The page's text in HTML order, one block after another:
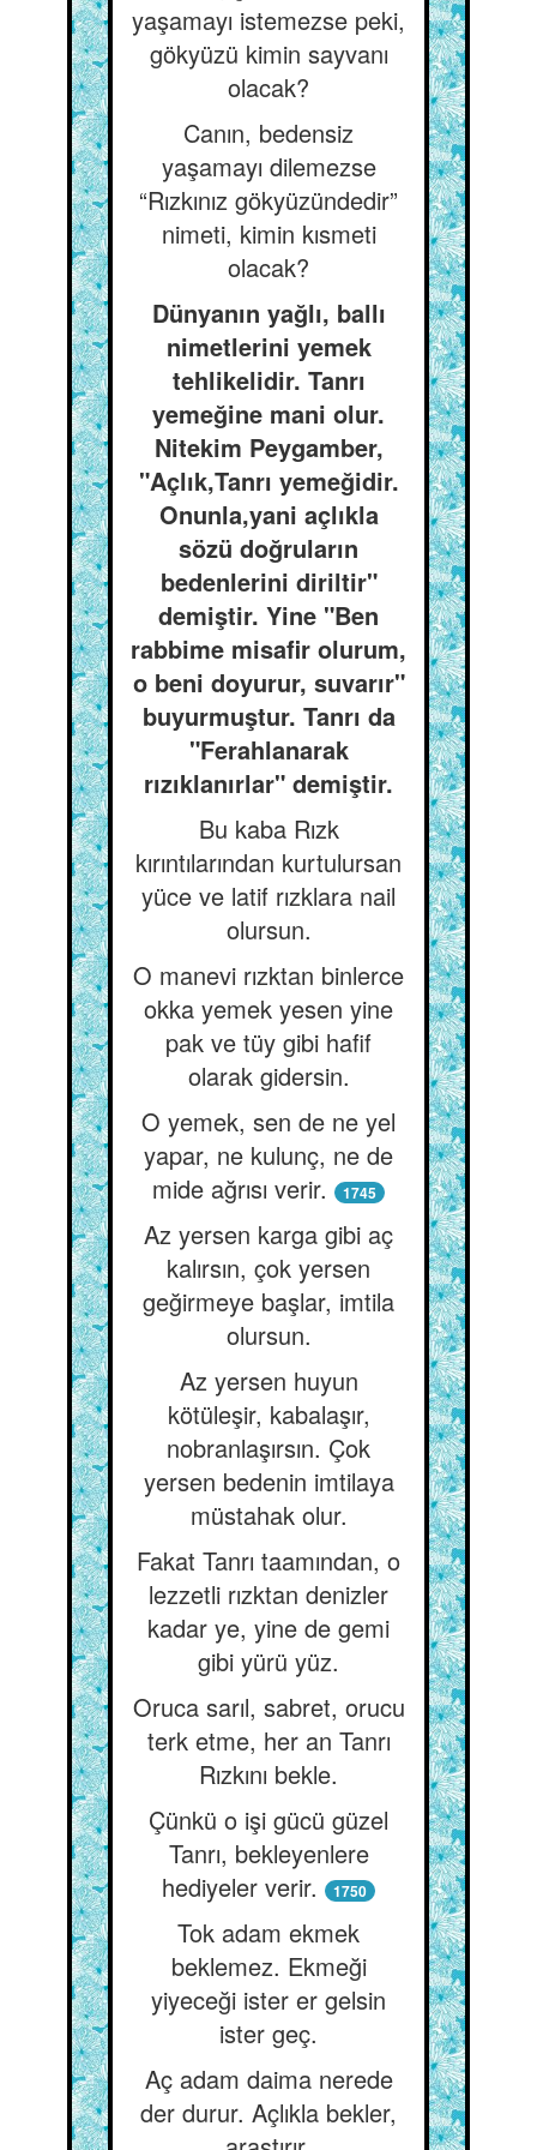
yaşamayı istemezse peki,
gökyüzü kimin sayvanı
olacak?
Canın, bedensiz
yaşamayı dilemezse
“Rızkınız gökyüzündedir”
nimeti, kimin kısmeti
olacak?
Dünyanın yağlı, ballı
nimetlerini yemek
tehlikelidir. Tanrı
yemeğine mani olur.
Nitekim Peygamber,
"Açlık,Tanrı yemeğidir.
Onunla,yani açlıkla
sözü doğruların
bedenlerini diriltir"
demiştir. Yine "Ben
rabbime misafir olurum,
o beni doyurur, suvarır"
buyurmuştur. Tanrı da
"Ferahlanarak
rızıklanırlar" demiştir.
Bu kaba Rızk
kırıntılarından kurtulursan
yüce ve latif rızklara nail
olursun.
O manevi rızktan binlerce
okka yemek yesen yine
pak ve tüy gibi hafif
olarak gidersin.
O yemek, sen de ne yel
yapar, ne kulunç, ne de
mide ağrısı verir.
1745
Az yersen karga gibi aç
kalırsın, çok yersen
geğirmeye başlar, imtila
olursun.
Az yersen huyun
kötüleşir, kabalaşır,
nobranlaşırsın. Çok
yersen bedenin imtilaya
müstahak olur.
Fakat Tanrı taamından, o
lezzetli rızktan denizler
kadar ye, yine de gemi
gibi yürü yüz.
Oruca sarıl, sabret, orucu
terk etme, her an Tanrı
Rızkını bekle.
Çünkü o işi gücü güzel
Tanrı, bekleyenlere
hediyeler verir.
1750
Tok adam ekmek
beklemez. Ekmeği
yiyeceği ister er gelsin
ister geç.
Aç adam daima nerede
der durur. Açlıkla bekler,